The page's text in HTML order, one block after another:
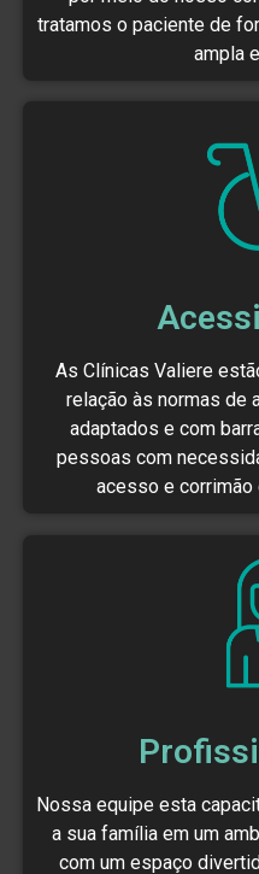
tratamos o paciente de
ampla
As Clínicas Valiere
relação às normas de
adaptados e com
pessoas com
acesso e
Nossa equipe esta
a sua família em um
com um espaço